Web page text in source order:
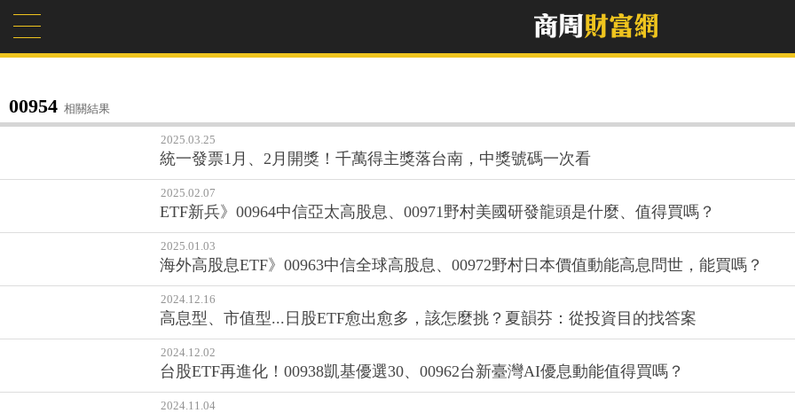
00954 相關結果
2025.03.25
統一發票1月、2月開獎！千萬得主獎落台南，中獎號碼一次看
2025.02.07
ETF新兵》00964中信亞太高股息、00971野村美國研發龍頭是什麼、值得買嗎？
2025.01.03
海外高股息ETF》00963中信全球高股息、00972野村日本價值動能高息問世，能買嗎？
2024.12.16
高息型、市值型...日股ETF愈出愈多，該怎麼挑？夏韻芬：從投資目的找答案
2024.12.02
台股ETF再進化！00938凱基優選30、00962台新臺灣AI優息動能值得買嗎？
2024.11.04